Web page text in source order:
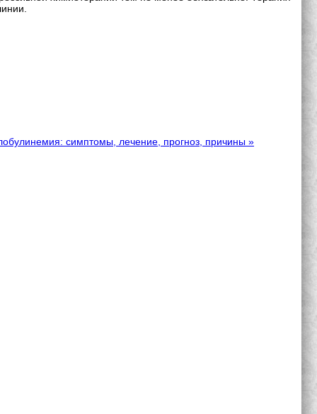
симптомы, лечение, прогноз, причины »